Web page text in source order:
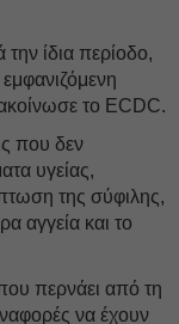
ίδια περίοδο,
το ECDC.
που δεν
υγείας,
της σύφιλης,
αγγεία και το
περνάει από τη
να έχουν